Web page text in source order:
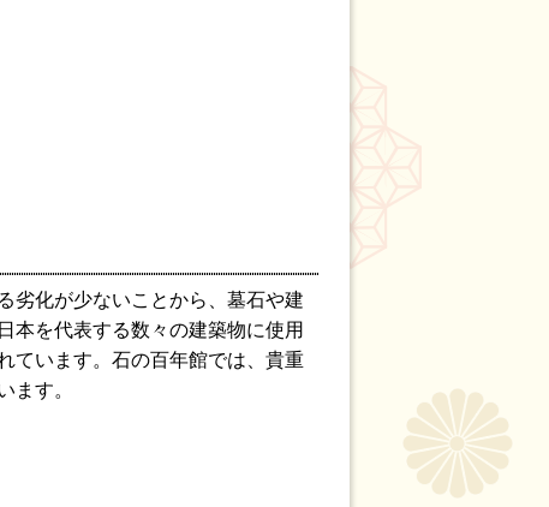
劣化が少ないことから、墓石や建
本を代表する数々の建築物に使用
ています。石の百年館では、貴重
ます。